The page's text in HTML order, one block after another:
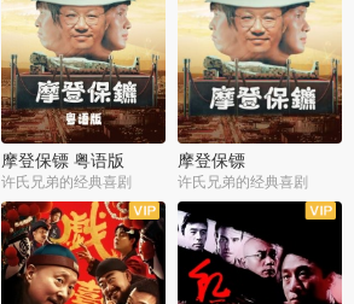
摩登保镖 粤语版
许氏兄弟的经典喜剧
摩登保镖
许氏兄弟的经典喜剧